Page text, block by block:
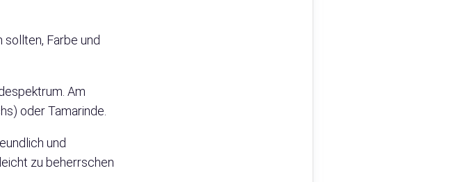
Farbe und
Am
oder Tamarinde.
und
zu beherrschen